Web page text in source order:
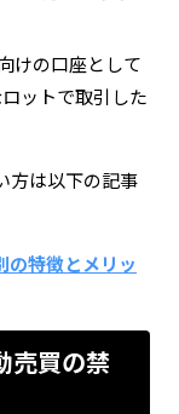
けの口座として
ットで取引した
方は以下の記事
特徴とメリッ
売買の禁